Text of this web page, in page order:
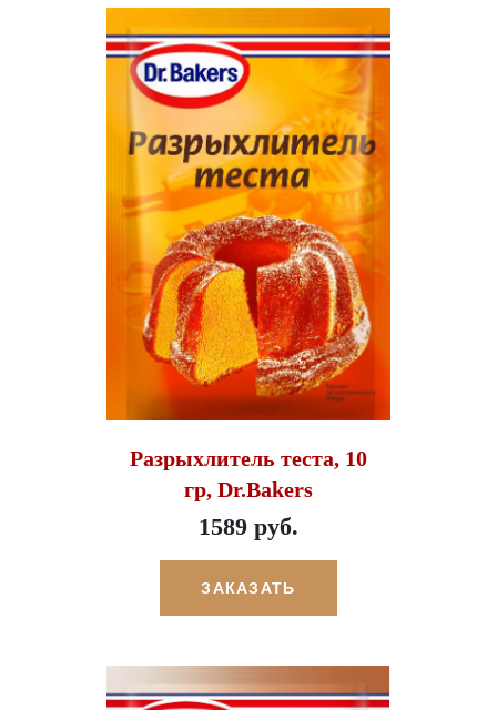
Разрыхлитель теста, 10
гр, Dr.Bakers
1589 руб.
ЗАКАЗАТЬ